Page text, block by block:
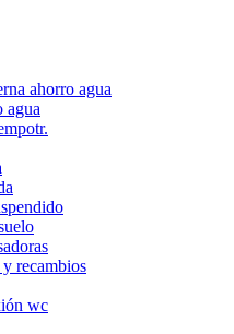
ahorro agua
agua
y recambios
wc